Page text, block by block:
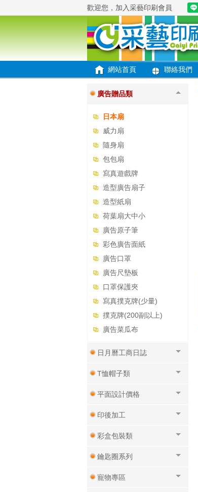
歡迎您，加入采藝印刷會員
網站首頁 聯絡我們
便條紙便利貼
文創商品類
大圖輸出/旗幟
餐飲周邊
廣告贈品類
日本扇
威力扇
隨身扇
包包扇
寫真遊戲牌
造型廣告扇子
造型紙扇
荷葉扇大中小
廣告原子筆
彩色廣告面紙
廣告口罩
廣告尺墊板
口罩保護夾
寫真撲克牌(少量)
撲克牌(200副以上)
廣告菜瓜布
日月曆工商日誌
T恤帽子類
平面設計價格
印後加工
彩盒包裝類
鑰匙圈系列
寵物專區